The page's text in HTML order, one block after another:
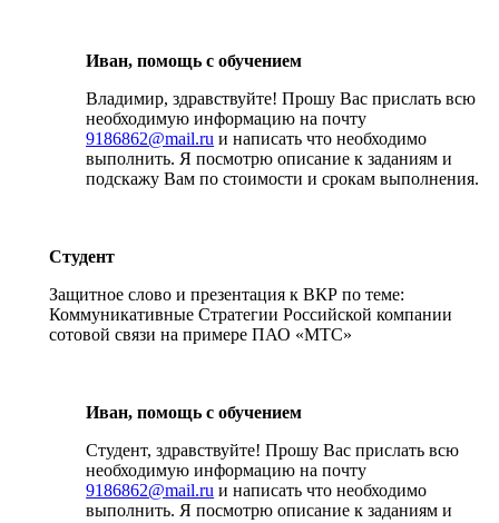
Иван, помощь с обучением
Владимир, здравствуйте! Прошу Вас прислать всю
необходимую информацию на почту
9186862@mail.ru и написать что необходимо
выполнить. Я посмотрю описание к заданиям и
подскажу Вам по стоимости и срокам выполнения.
Студент
Защитное слово и презентация к ВКР по теме:
Коммуникативные Стратегии Российской компании
сотовой связи на примере ПАО «МТС»
Иван, помощь с обучением
Студент, здравствуйте! Прошу Вас прислать всю
необходимую информацию на почту
9186862@mail.ru и написать что необходимо
выполнить. Я посмотрю описание к заданиям и